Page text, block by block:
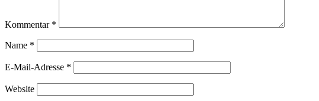
Kommentar *
Name *
E-Mail-Adresse *
Website